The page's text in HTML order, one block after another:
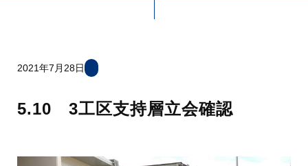
2021年7月28日
5.10 3工区支持層立会確認